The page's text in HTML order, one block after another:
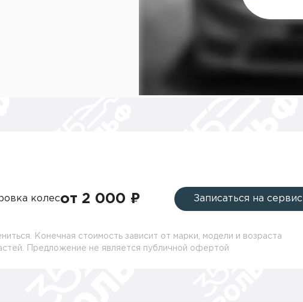
колесот 2 000 ₽ Записаться на сервис
Конечная стоимость зависит от марки, модели и возраста
Предложение не является публичной офертой